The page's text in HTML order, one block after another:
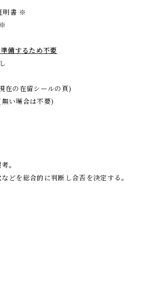
書 ※
備するため不要
在留シールの頁)
場合は不要)
。
どを総合的に判断し合否を決定する。